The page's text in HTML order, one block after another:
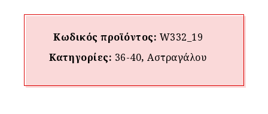
Κωδικός προϊόντος: W332_19
Κατηγορίες: 36-40,Αστραγάλου